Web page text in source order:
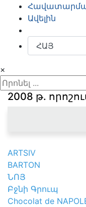
Ավելին
×
2008 թ.
ARTSIV
BARTON
ՆՈՅ
Բջնի Գրուպ
Chocolat de